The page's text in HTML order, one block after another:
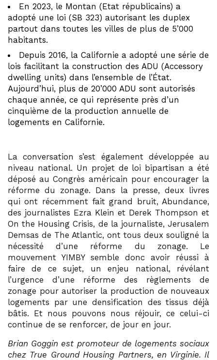
En 2023, le Montan (Etat républicains) a
adopté une loi (SB 323) autorisant les duplex
partout dans toutes les villes de plus de 5’000
habitants.
Depuis 2016, la Californie a adopté une série de
lois facilitant la construction des ADU (Accessory
dwelling units) dans l’ensemble de l’État.
Aujourd’hui, plus de 20’000 ADU sont autorisés
chaque année, ce qui représente près d’un
cinquième de la production annuelle de
logements en Californie.
La conversation s’est également développée au
niveau national. Un projet de loi bipartisan a été
déposé au Congrès américain pour encourager la
réforme du zonage. Dans la presse, deux livres
qui ont récemment fait grand bruit, Abundance,
des journalistes Ezra Klein et Derek Thompson et
On the Housing Crisis, de la journaliste, Jerusalem
Demsas de The Atlantic, ont tous deux souligné la
nécessité d’une réforme du zonage. Le
mouvement YIMBY semble donc avoir réussi à
faire de ce sujet, un enjeu national, révélant
l’urgence d’une réforme des règlements de
zonage pour autoriser la production de nouveaux
logements par une densification des tissus déjà
bâtis. Et nous pouvons nous réjouir, ce celui-ci
continue de se renforcer, de jour en jour.
Brian Goggin est promoteur de logements sociaux
chez True Ground Housing Partners, en Virginie. Il